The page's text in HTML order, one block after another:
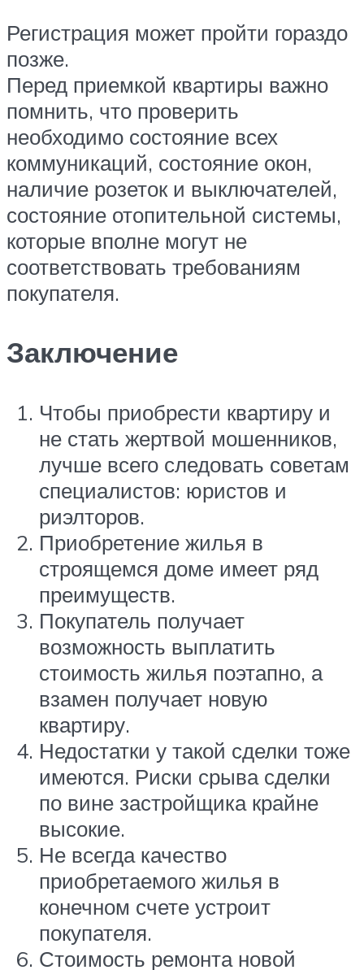
Регистрация может пройти гораздо
позже.
Перед приемкой квартиры важно
помнить, что проверить
необходимо состояние всех
коммуникаций, состояние окон,
наличие розеток и выключателей,
состояние отопительной системы,
которые вполне могут не
соответствовать требованиям
покупателя.
Заключение
Чтобы приобрести квартиру и
не стать жертвой мошенников,
лучше всего следовать советам
специалистов: юристов и
риэлторов.
Приобретение жилья в
строящемся доме имеет ряд
преимуществ.
Покупатель получает
возможность выплатить
стоимость жилья поэтапно, а
взамен получает новую
квартиру.
Недостатки у такой сделки тоже
имеются. Риски срыва сделки
по вине застройщика крайне
высокие.
Не всегда качество
приобретаемого жилья в
конечном счете устроит
покупателя.
Стоимость ремонта новой